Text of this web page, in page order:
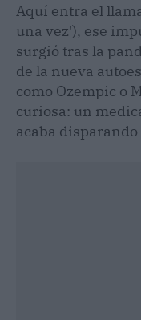
Aquí entra el
una vez'), ese
surgió tras la
de la nueva
como Ozempic o
curiosa: un
acaba